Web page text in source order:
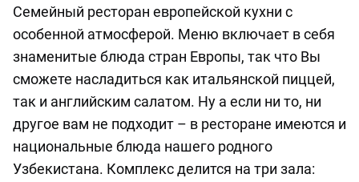
Семейный ресторан европейской кухни с
особенной атмосферой. Меню включает в себя
знаменитые блюда стран Европы, так что Вы
сможете насладиться как итальянской пиццей,
так и английским салатом. Ну а если ни то, ни
другое вам не подходит – в ресторане имеются и
национальные блюда нашего родного
Узбекистана. Комплекс делится на три зала: